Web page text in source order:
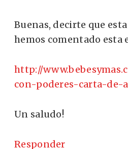
Buenas, decirte que
hemos comentado esta
http://
con-poderes-carta-
Un saludo!
Responder